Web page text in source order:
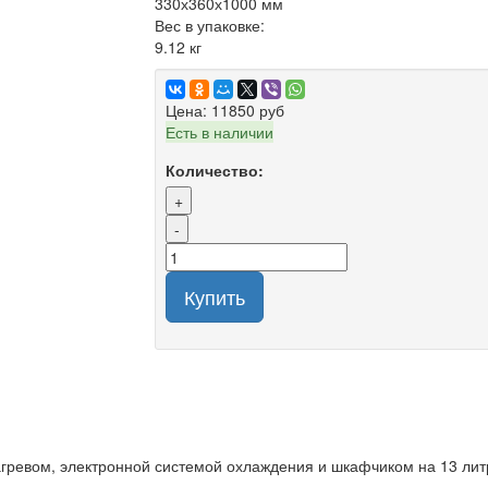
Вес в упаковке:
9.12 кг
Цена: 11850 руб
Есть в наличии
Количество:
+
-
Купить
электронной системой охлаждения и шкафчиком на 13